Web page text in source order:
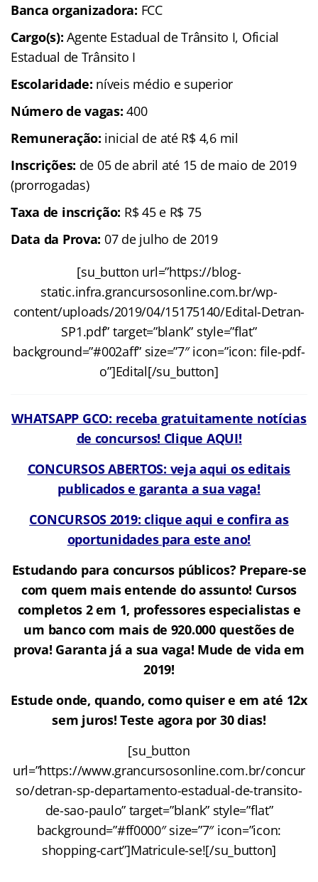
Banca organizadora: FCC
Cargo(s):Agente Estadual de Trânsito I, Oficial
Estadual de Trânsito I
Escolaridade: níveis médio e superior
Número de vagas:400
Remuneração: inicial de até R$ 4,6 mil
Inscrições: de 05 de abril até 15 de maio de 2019
(prorrogadas)
Taxa de inscrição: R$ 45 e R$ 75
Data da Prova: 07 de julho de 2019
[su_button url=”https://blog-
static.infra.grancursosonline.com.br/wp-
content/uploads/2019/04/15175140/Edital-Detran-
SP1.pdf” target=”blank” style=”flat”
background=”#002aff” size=”7″ icon=”icon: file-pdf-
o”]Edital[/su_button]
WHATSAPP GCO: receba gratuitamente notícias
de concursos! Clique AQUI!
CONCURSOS ABERTOS: veja aqui os editais
publicados e garanta a sua vaga!
CONCURSOS 2019: clique aqui e confira as
oportunidades para este ano!
Estudando para concursos públicos? Prepare-se
com quem mais entende do assunto! Cursos
completos 2 em 1, professores especialistas e
um banco com mais de 920.000 questões de
prova! Garanta já a sua vaga! Mude de vida em
2019!
Estude onde, quando, como quiser e em até 12x
sem juros! Teste agora por 30 dias!
[su_button
url=”https://www.grancursosonline.com.br/concur
so/detran-sp-departamento-estadual-de-transito-
de-sao-paulo” target=”blank” style=”flat”
background=”#ff0000″ size=”7″ icon=”icon:
shopping-cart”]Matricule-se![/su_button]